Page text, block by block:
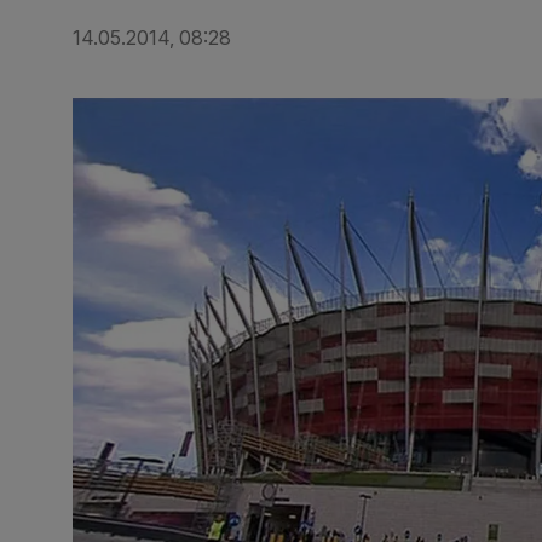
14.05.2014, 08:28